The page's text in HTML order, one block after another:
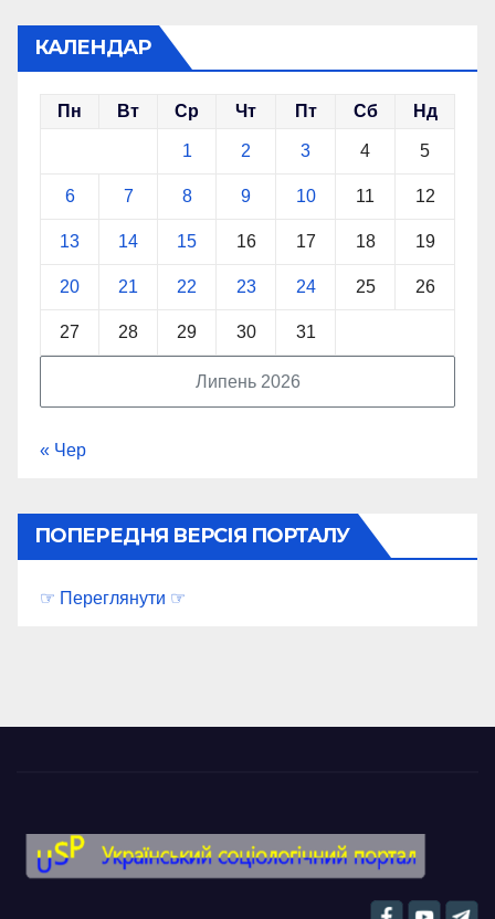
КАЛЕНДАР
Липень 2026
Пн Вт Ср Чт Пт Сб Нд
1 2 3 4 5
6 7 8 9 10 11 12
13 14 15 16 17 18 19
20 21 22 23 24 25 26
27 28 29 30 31
« Чер
ПОПЕРЕДНЯ ВЕРСІЯ ПОРТАЛУ
☞ Переглянути ☞